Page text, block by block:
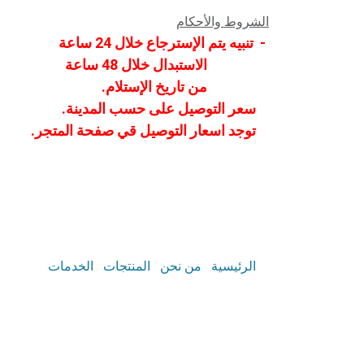
الشروط والأحكام
- تنبيه يتم الإسترجاع خلال 24 ساعة
الاستبدال خلال 48 ساعة
من تاريخ الإستلام.
سعر التوصيل على حسب المدينة.
توجد اسعار التوصيل قي صفحة المتجر.
الرئيسية من نحن المنتجات الخدمات